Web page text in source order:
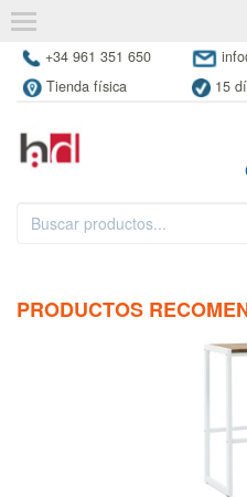
+34 961 351 650
Tienda física
15
PRODUCTOS